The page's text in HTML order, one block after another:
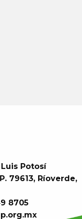
Potosí
79613, Ríoverde,
8705